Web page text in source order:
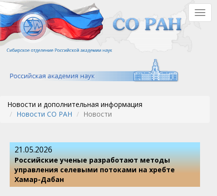
Перейти
к
основному
содержанию
Новости и дополнительная информация
Новости СО РАН
Новости
21.05.2026
Российские ученые разработают методы
управления селевыми потоками на хребте
Хамар-Дабан